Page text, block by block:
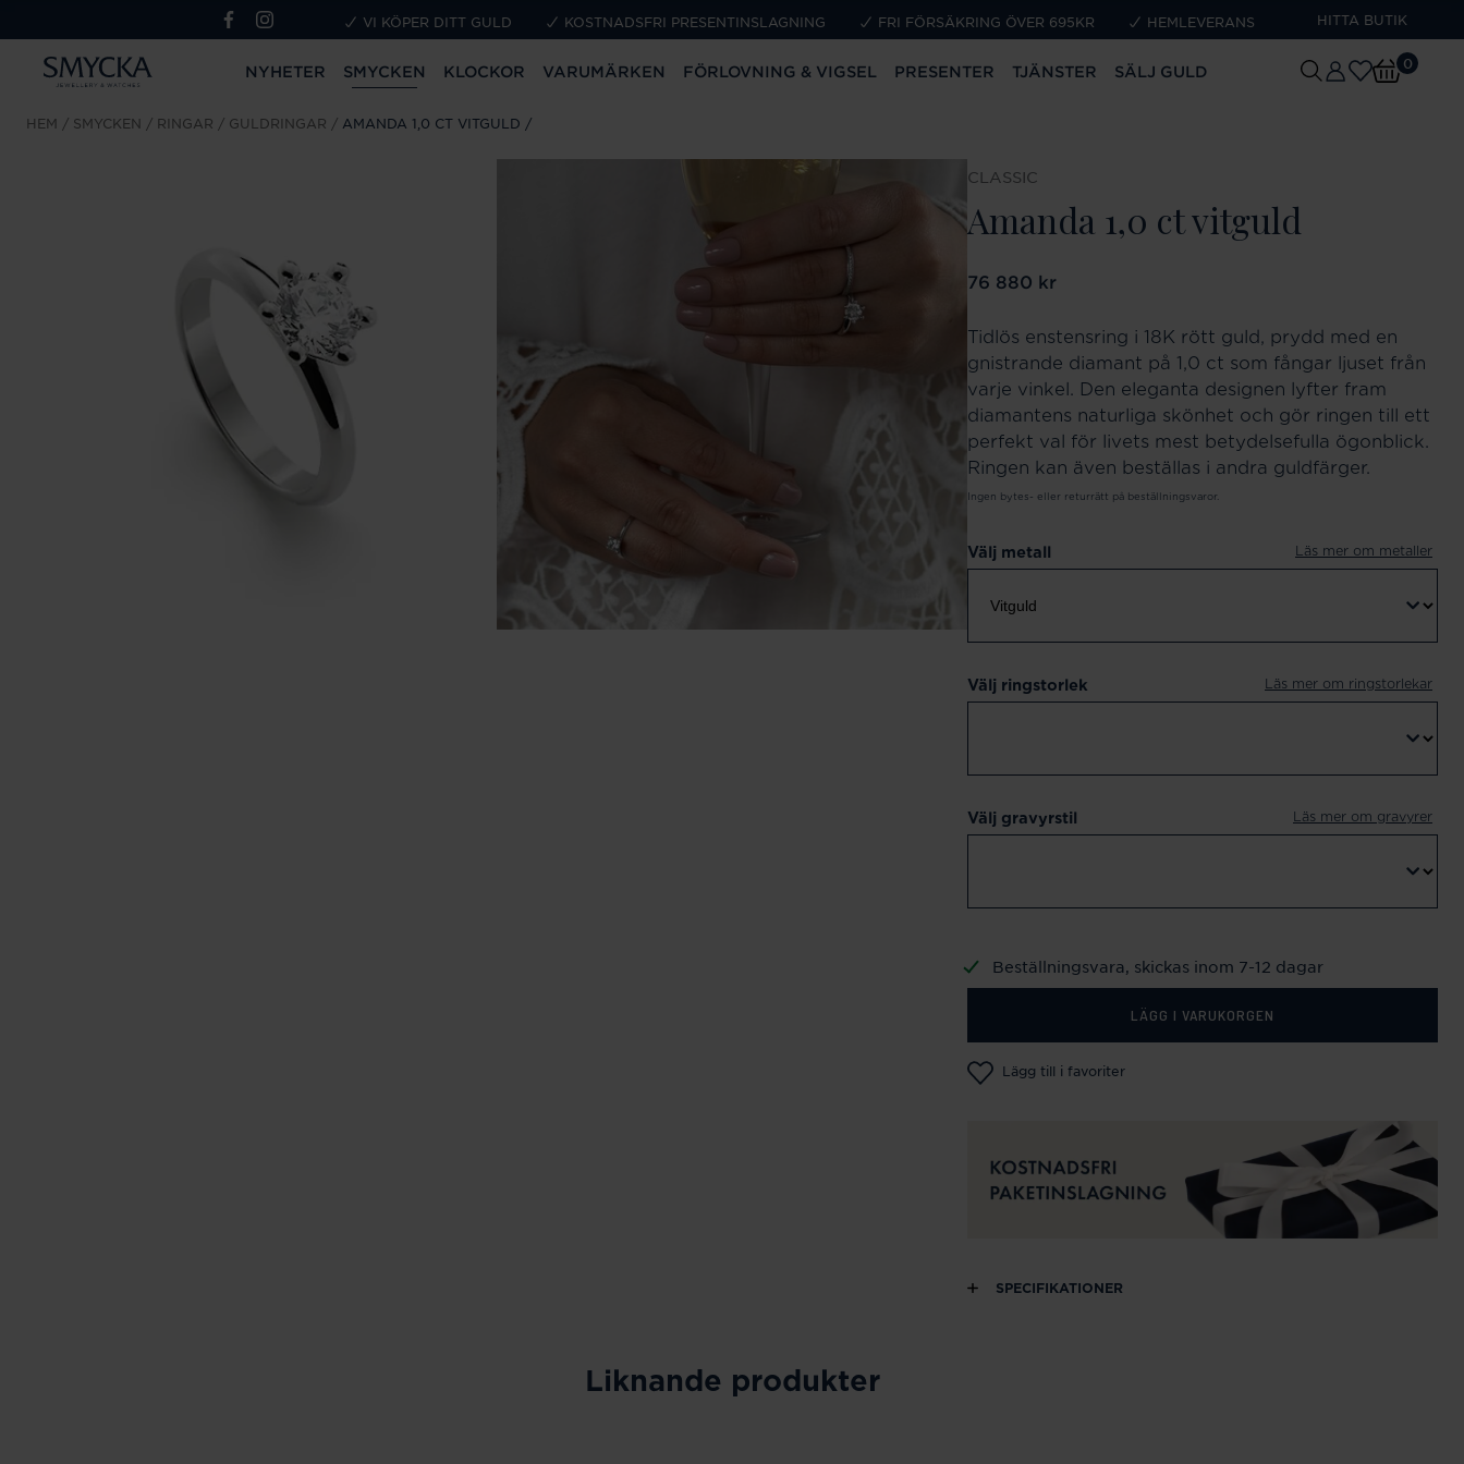
VI KÖPER DITT GULD KOSTNADSFRI PRESENTINSLAGNING FRI FÖRSÄKRING ÖVER 695KR HEMLEVERANS HITTA BUTIK
NYHETER SMYCKEN KLOCKOR VARUMÄRKEN FÖRLOVNING & VIGSEL PRESENTER TJÄNSTER SÄLJ GULD 0
HEM SMYCKEN RINGAR GULDRINGAR AMANDA 1,0 CT VITGULD
CLASSIC
Amanda 1,0 ct vitguld
Pris:76 880 kr
76 880 kr
Tidlös enstensring i 18K rött guld, prydd med en
gnistrande diamant på 1,0 ct som fångar ljuset från
varje vinkel. Den eleganta designen lyfter fram
diamantens naturliga skönhet och gör ringen till ett
perfekt val för livets mest betydelsefulla ögonblick.
Ringen kan även beställas i andra guldfärger.
Ingen bytes- eller returrätt på beställningsvaror.
Välj metall Läs mer om metaller
Välj ringstorlek Läs mer om ringstorlekar
Välj gravyrstil Läs mer om gravyrer
Beställningsvara, skickas inom 7-12 dagar
LÄGG I VARUKORGEN
Lägg till i favoriter
SPECIFIKATIONER
Liknande produkter